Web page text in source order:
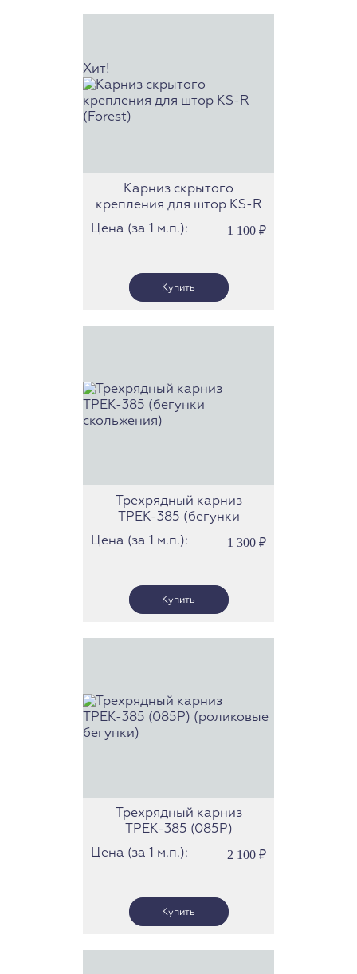
Хит!
Карниз скрытого
крепления для штор KS-R
(Forest)
Цена (за 1 м.п.): 1 100 ₽
Трехрядный карниз
ТРЕК-385 (бегунки
скольжения)
Цена (за 1 м.п.): 1 300 ₽
Трехрядный карниз
ТРЕК-385 (085Р)
(роликовые бегунки)
Цена (за 1 м.п.): 2 100 ₽